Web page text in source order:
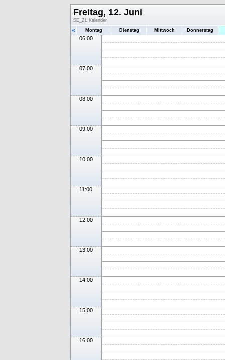
Freitag, 12. Juni
SE_ZL Kalender
« Montag Dienstag Mittwoch Donnerstag
06:00
07:00
08:00
09:00
10:00
11:00
12:00
13:00
14:00
15:00
16:00